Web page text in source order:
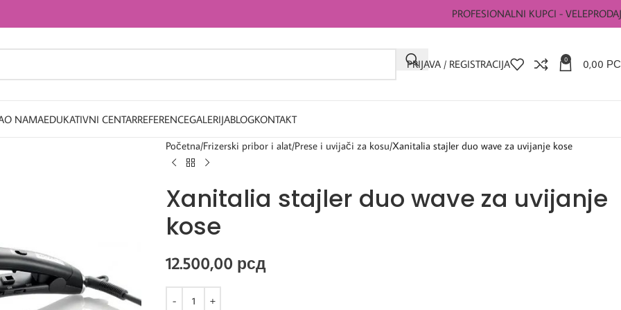
PROFESIONALNI KUPCI -
PRIJAVA / REGISTRACIJA 0 0,00
O NAMAEDUKATIVNI CENTARREFERENCEGALERIJABLOGKONTAKT
Početna Frizerski pribor i alat Prese i uvijači za kosu Xanitalia stajler duo wave za uvijanje kose
Xanitalia stajler duo wave za uvijanje
kose
12.500,00 рсд